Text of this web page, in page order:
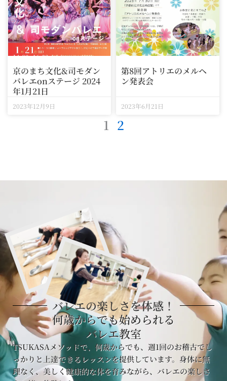
京のまち文化&司モダン
バレエonステージ 2024
年1月21日
2023年12月9日
第8回アトリエのメルヘ
ン発表会
2023年6月21日
1 2
バレエの楽しさを体感！
何歳からでも始められる
バレエ教室
TSUKASAメソッドで、何歳からでも、週1回のお稽古でし
っかりと上達できるレッスンを提供しています。身体に無
理なく、美しく健康的な体を育みながら、バレエの楽しさ